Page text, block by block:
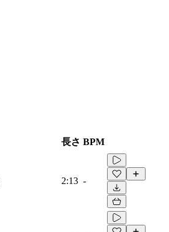
長さ BPM
2:13 -